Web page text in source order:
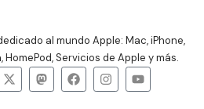
al mundo Apple: Mac, iPhone,
HomePod, Servicios de Apple y más.